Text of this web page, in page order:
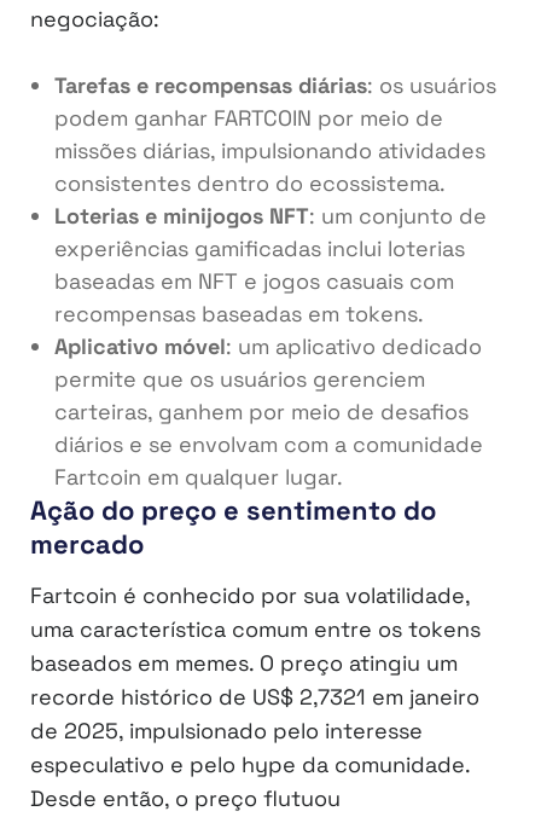
negociação:
Tarefas e recompensas diárias: os usuários
podem ganhar FARTCOIN por meio de
missões diárias, impulsionando atividades
consistentes dentro do ecossistema.
Loterias e minijogos NFT: um conjunto de
experiências gamificadas inclui loterias
baseadas em NFT e jogos casuais com
recompensas baseadas em tokens.
Aplicativo móvel: um aplicativo dedicado
permite que os usuários gerenciem
carteiras, ganhem por meio de desafios
diários e se envolvam com a comunidade
Fartcoin em qualquer lugar.
Ação do preço e sentimento do
mercado
Fartcoin é conhecido por sua volatilidade,
uma característica comum entre os tokens
baseados em memes. O preço atingiu um
recorde histórico de US$ 2,7321 em janeiro
de 2025, impulsionado pelo interesse
especulativo e pelo hype da comunidade.
Desde então, o preço flutuou